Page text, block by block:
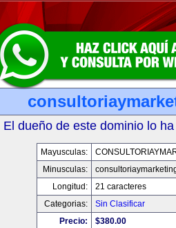
El dueño de este dominio lo
Mayusculas:
Minusculas:
Longitud:
21 caracteres
Categorias:
Sin Clasificar
Precio:
$380.00